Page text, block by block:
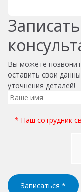
Вы можете
оставить свои
уточнения деталей!
* Наш сотрудник
Записаться *